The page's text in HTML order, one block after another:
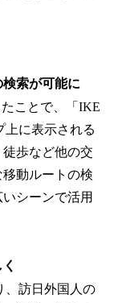
索が可能に
ことで、「IKE
上に表示される
歩など他の交
動ルートの検
シーンで活用
、訪日外国人の